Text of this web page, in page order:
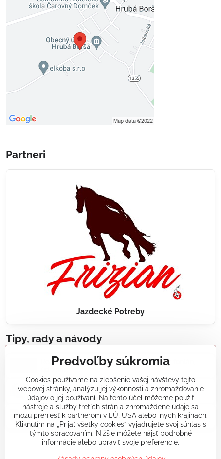
Externý obsah je blokovaný
Voľbami súkromia
Prajete si načítať externý obsah?
Povoliť tentokrát
Povoliť a zapamätať - súhlas s
Partneri
Jazdecké Potreby
Tipy, rady a návody
Realizácie záhradných jazierok, bazénov, fontán,
Články a blogy
Rady a návody
koikapre/?ref=hl
Predvoľby súkromia
Cookies používame na zlepšenie vašej návštevy tejto
webovej stránky, analýzu jej výkonnosti a zhromažďovanie
údajov o jej používaní. Na tento účel môžeme použiť
nástroje a služby tretích strán a zhromaždené údaje sa
môžu preniesť k partnerom v EÚ, USA alebo iných krajinách.
Kliknutím na „Prijať všetky cookies“ vyjadrujete svoj súhlas s
týmto spracovaním. Nižšie môžete nájsť podrobné
informácie alebo upraviť svoje preferencie.